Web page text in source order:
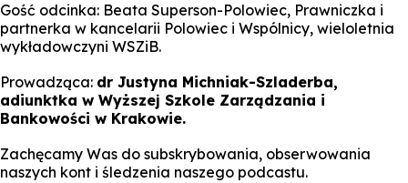
Gość odcinka: Beata Superson-Polowiec, Prawniczka i
partnerka w kancelarii Polowiec i Wspólnicy, wieloletnia
wykładowczyni WSZiB.
Prowadząca: dr Justyna Michniak-Szladerba,
adiunktka w Wyższej Szkole Zarządzania i
Bankowości w Krakowie.
Zachęcamy Was do subskrybowania, obserwowania
naszych kont i śledzenia naszego podcastu.